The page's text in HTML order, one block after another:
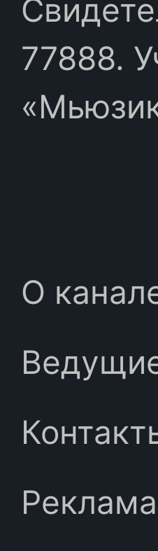
77888.
О
Реклама